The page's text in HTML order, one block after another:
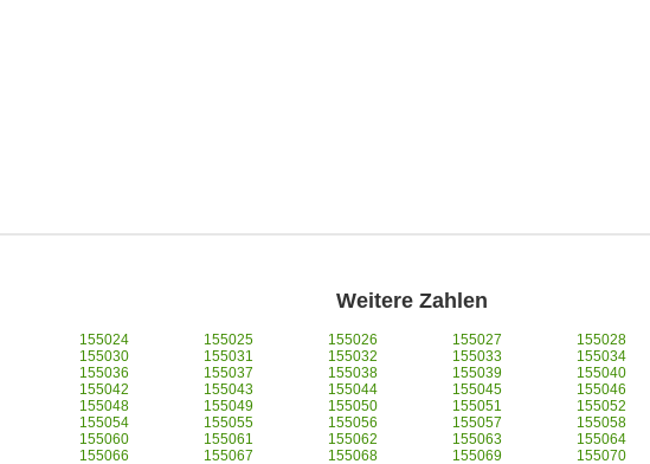
Weitere Zahlen
155024 155025 155026 155027 155028
155030
155031 155032 155033 155034
155036
155037 155038 155039 155040
155042
155043 155044 155045 155046
155048
155049 155050 155051 155052
155054
155055 155056 155057 155058
155060
155061 155062 155063 155064
155066
155067 155068 155069 155070